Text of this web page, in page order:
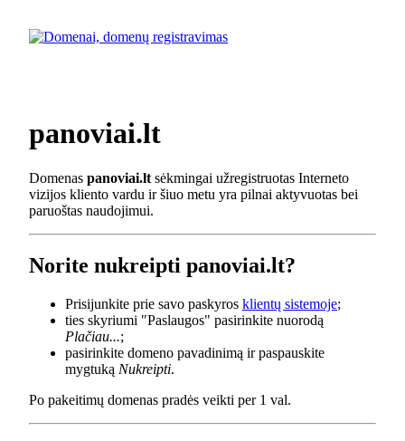
panoviai.lt
Domenas panoviai.lt sėkmingai užregistruotas Interneto
vizijos kliento vardu ir šiuo metu yra pilnai aktyvuotas bei
paruoštas naudojimui.
Norite nukreipti panoviai.lt?
Prisijunkite prie savo paskyros klientų sistemoje;
ties skyriumi "Paslaugos" pasirinkite nuorodą
Plačiau...;
pasirinkite domeno pavadinimą ir paspauskite
mygtuką Nukreipti.
Po pakeitimų domenas pradės veikti per 1 val.